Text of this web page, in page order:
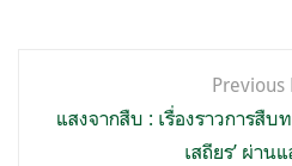
เรื่อง
Previous
แสงจากสืบ : เรื่องราวการสืบ
เสถียร’ ผ่าน